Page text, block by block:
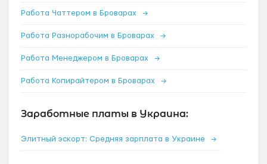
Работа Чаттером в Броварах →
Работа Разнорабочим в Броварах →
Работа Менеджером в Броварах →
Работа Копирайтером в Броварах →
Заработные платы в Украина:
Элитный эскорт: Средняя зарплата в Украине →